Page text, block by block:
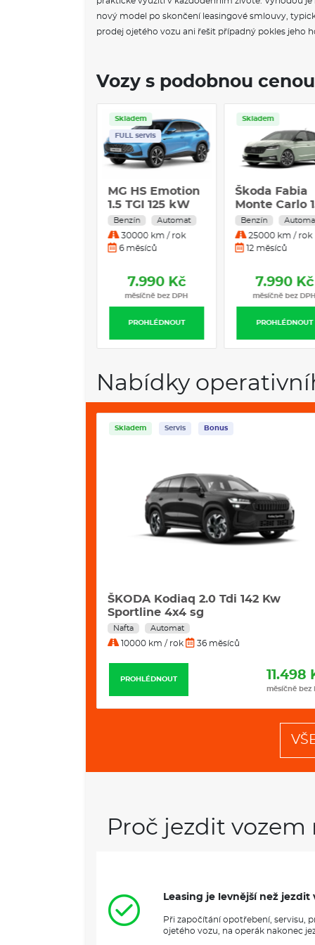
nový model po skončení leasingové smlouvy,
prodej ojetého vozu ani řešit případný pokles jeho
Vozy s podobnou cenou
Skladem
FULL servis
MG HS Emotion
1.5 TGI 125 kW
7AT 4x2
Benzín Automat
30000 km / rok
6 měsíců
PROHLÉDNOUT
7.990 Kč
měsíčně bez DPH
Skladem
Škoda Fabia
Monte Carlo
TSI 110 kW
Benzín
Automatická
Benzín
25000 km / rok
12 měsíců
PROHLÉDNOUT
7.990 Kč
měsíčně bez DPH
Nabídky
Skladem Servis Bonus
ŠKODA Kodiaq 2.0 Tdi 142 Kw
Sportline 4x4 sg
Nafta Automat
10000 km / rok 36 měsíců
PROHLÉDNOUT 11.498
měsíčně bez
Proč jezdit
Leasing je levnější než
Při započítání opotřebení, servisu,
ojetého vozu, na operák nakonec